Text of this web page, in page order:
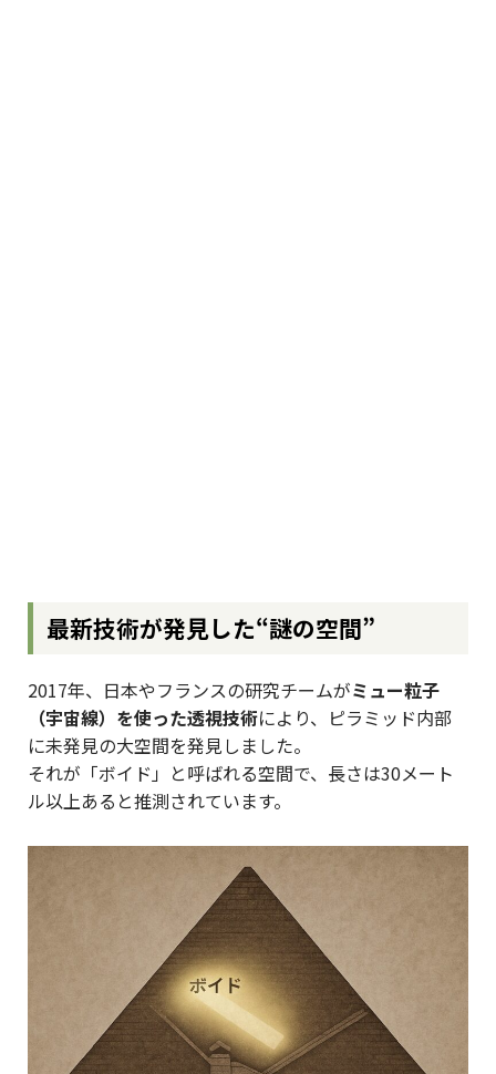
最新技術が発見した“謎の空間”
2017年、日本やフランスの研究チームがミュー粒子
（宇宙線）を使った透視技術により、ピラミッド内部
に未発見の大空間を発見しました。
それが「ボイド」と呼ばれる空間で、長さは30メート
ル以上あると推測されています。